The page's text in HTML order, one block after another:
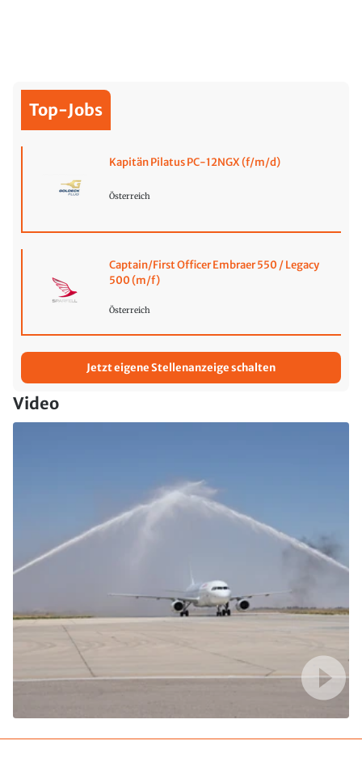
Top-Jobs
Kapitän Pilatus PC-12NGX (f/m/d)
Österreich
Captain/First Officer Embraer 550 / Legacy
500 (m/f)
Österreich
Jetzt eigene Stellenanzeige schalten
Video